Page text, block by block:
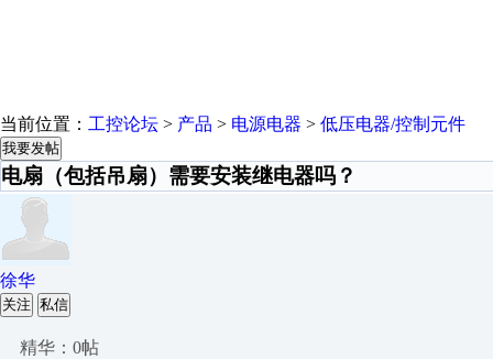
当前位置： 工控论坛 > 产品 > 电源电器 > 低压电器/控制元件
我要发帖
电扇（包括吊扇）需要安装继电器吗？
徐华
关注 私信
精华：0帖